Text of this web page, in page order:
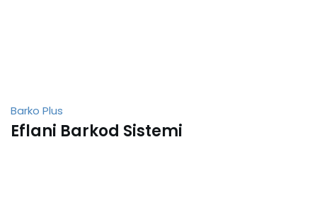
Barko Plus
Eflani Barkod Sistemi